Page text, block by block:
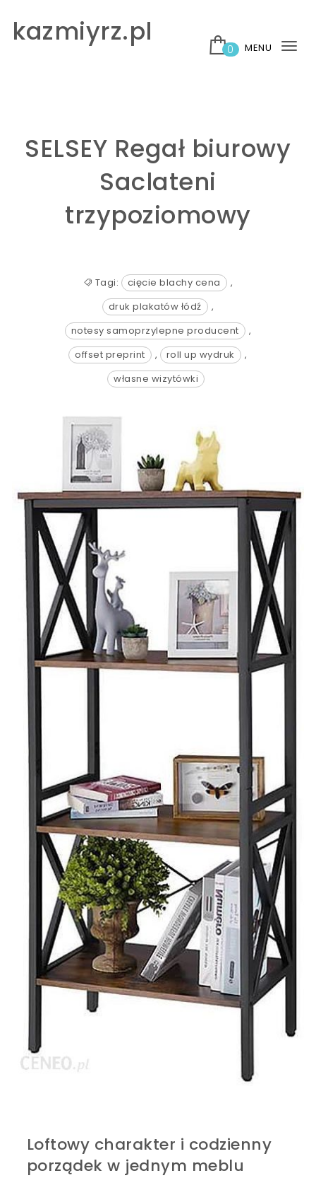
kazmiyrz.pl
0 MENU
SELSEY Regał biurowy
Saclateni
trzypoziomowy
Tagi: cięcie blachy cena
,
druk plakatów łódź
,
notesy samoprzylepne producent
,
offset preprint
, roll up wydruk
,
własne wizytówki
Loftowy charakter i codzienny
porządek w jednym meblu